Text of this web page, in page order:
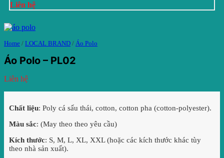
Liên hệ
Home / LOCAL BRAND / Áo Polo
Áo Polo – PL02
Liên hệ
Chất liệu: Poly cá sấu thái, cotton, cotton pha (cotton-polyester).
Màu sắc: (May theo theo yêu cầu)
Kích thước: S, M, L, XL, XXL (hoặc các kích thước khác tùy
theo nhà sản xuất).